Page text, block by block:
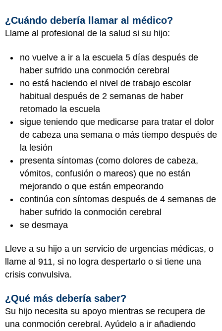
¿Cuándo debería llamar al médico?
Llame al profesional de la salud si su hijo:
no vuelve a ir a la escuela 5 días después de
haber sufrido una conmoción cerebral
no está haciendo el nivel de trabajo escolar
habitual después de 2 semanas de haber
retomado la escuela
sigue teniendo que medicarse para tratar el dolor
de cabeza una semana o más tiempo después de
la lesión
presenta síntomas (como dolores de cabeza,
vómitos, confusión o mareos) que no están
mejorando o que están empeorando
continúa con síntomas después de 4 semanas de
haber sufrido la conmoción cerebral
se desmaya
Lleve a su hijo a un servicio de urgencias médicas, o
llame al 911, si no logra despertarlo o si tiene una
crisis convulsiva.
¿Qué más debería saber?
Su hijo necesita su apoyo mientras se recupera de
una conmoción cerebral. Ayúdelo a ir añadiendo